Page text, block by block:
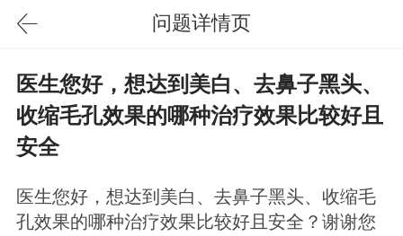
问题详情页
医生您好，想达到美白、去鼻子黑头、
收缩毛孔效果的哪种治疗效果比较好且
安全
医生您好，想达到美白、去鼻子黑头、收缩毛
孔效果的哪种治疗效果比较好且安全？谢谢您